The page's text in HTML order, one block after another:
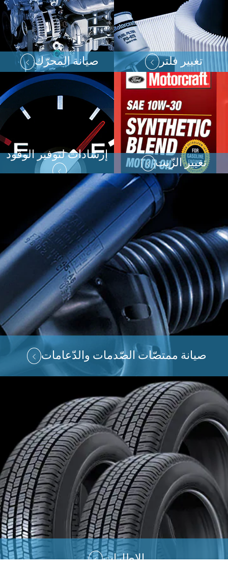
صيانة المحرّك تغيير فلتر
إرشادات لتوفير الوقود
تغيير الزّيت
صيانة ممتصّات الصّدمات والدّعامات
الإطارات